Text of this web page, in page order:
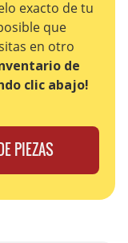
exacto de tu
que
en otro
de
clic abajo!
PIEZAS